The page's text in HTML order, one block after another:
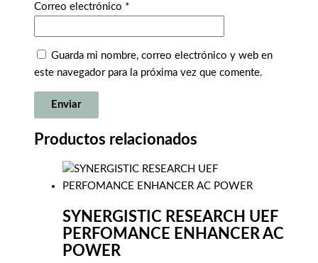
Correo electrónico *
Guarda mi nombre, correo electrónico y web en
este navegador para la próxima vez que comente.
Productos relacionados
SYNERGISTIC RESEARCH UEF
PERFOMANCE ENHANCER AC
POWER